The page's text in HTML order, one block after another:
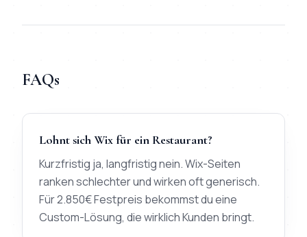
FAQs
Lohnt sich Wix für ein Restaurant?
Kurzfristig ja, langfristig nein. Wix-Seiten
ranken schlechter und wirken oft generisch.
Für 2.850€ Festpreis bekommst du eine
Custom-Lösung, die wirklich Kunden bringt.